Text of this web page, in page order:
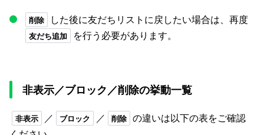
削除 した後に友だちリストに戻したい場合は、再度
友だち追加 を行う必要があります。
非表示／ブロック／削除の挙動一覧
非表示 ／ ブロック ／ 削除 の違いは以下の表をご確認